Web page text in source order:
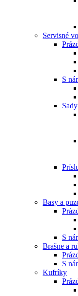
Servisné
S
Basy a
S
Brašne a
S
Kufríky